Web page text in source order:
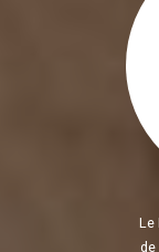
Le
de